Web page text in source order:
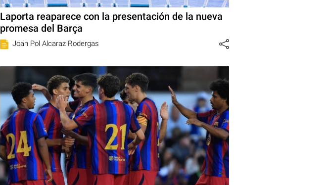
Laporta reaparece con la presentación de la nueva
promesa del Barça
Joan Pol Alcaraz Rodergas